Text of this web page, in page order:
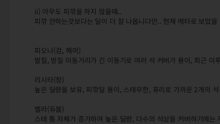
ii) 아무도 피깎을 하지 않을때..
피깎 안하는것보다는 딜이 더 잘 나옵니다만.. 현재 메타로 보았
피오나(검, 해머)
발질, 방질 이동거리가 긴 이동기로 여러 석 커버가 용이, 최근 이
리시타(창)
높은 딜량을 보유, 피깎딜 용이, 스테무한, 퓨리로 가까운 2개의
벨라(듀블)
스테 통 자체가 증가하여 높은 딜량, 다수의 석상을 커버하기에